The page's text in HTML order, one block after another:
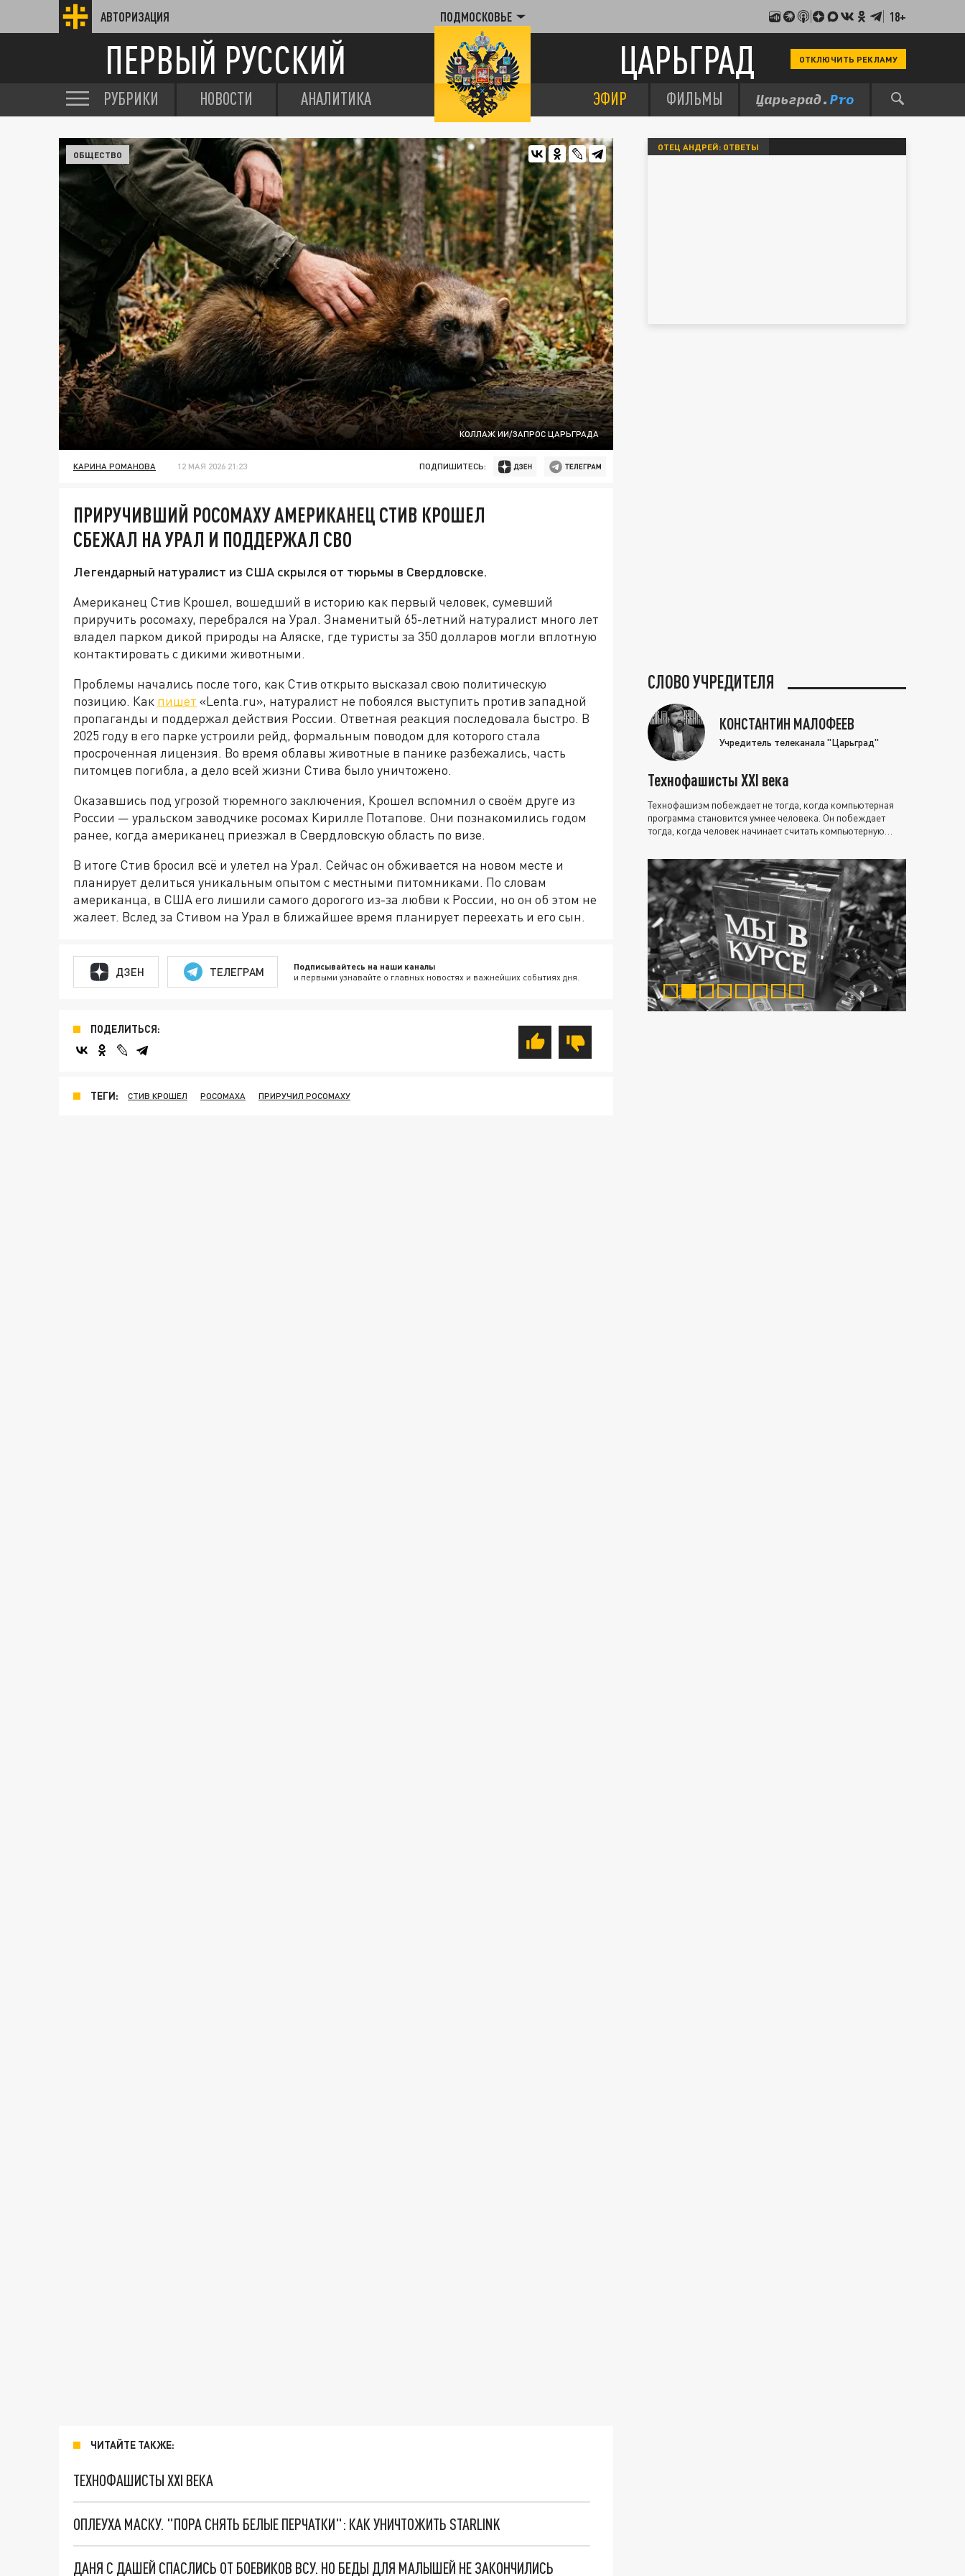
АВТОРИЗАЦИЯ ПОДМОСКОВЬЕ 18+
ПЕРВЫЙ РУССКИЙ ЦАРЬГРАД ОТКЛЮЧИТЬ РЕКЛАМУ
РУБРИКИ НОВОСТИ АНАЛИТИКА ЭФИР ФИЛЬМЫ
КОЛЛАЖ ИИ/ЗАПРОС ЦАРЬГРАДА
ОБЩЕСТВО
КАРИНА РОМАНОВА 12 МАЯ 2026 21:23 ПОДПИШИТЕСЬ:
ПРИРУЧИВШИЙ РОСОМАХУ АМЕРИКАНЕЦ СТИВ КРОШЕЛ
СБЕЖАЛ НА УРАЛ И ПОДДЕРЖАЛ СВО
Легендарный натуралист из США скрылся от тюрьмы в Свердловске.
Американец Стив Крошел, вошедший в историю как первый человек, сумевший
приручить росомаху, перебрался на Урал. Знаменитый 65-летний натуралист много лет
владел парком дикой природы на Аляске, где туристы за 350 долларов могли вплотную
контактировать с дикими животными.
Проблемы начались после того, как Стив открыто высказал свою политическую
позицию. Как пишет «Lenta.ru», натуралист не побоялся выступить против западной
пропаганды и поддержал действия России. Ответная реакция последовала быстро. В
2025 году в его парке устроили рейд, формальным поводом для которого стала
просроченная лицензия. Во время облавы животные в панике разбежались, часть
питомцев погибла, а дело всей жизни Стива было уничтожено.
Оказавшись под угрозой тюремного заключения, Крошел вспомнил о своём друге из
России — уральском заводчике росомах Кирилле Потапове. Они познакомились годом
ранее, когда американец приезжал в Свердловскую область по визе.
В итоге Стив бросил всё и улетел на Урал. Сейчас он обживается на новом месте и
планирует делиться уникальным опытом с местными питомниками. По словам
американца, в США его лишили самого дорогого из-за любви к России, но он об этом не
жалеет. Вслед за Стивом на Урал в ближайшее время планирует переехать и его сын.
ДЗЕН ТЕЛЕГРАМ Подписывайтесь на наши каналы
и первыми узнавайте о главных новостях и важнейших событиях дня.
ПОДЕЛИТЬСЯ:
ТЕГИ: СТИВ КРОШЕЛ РОСОМАХА ПРИРУЧИЛ РОСОМАХУ
ЧИТАЙТЕ ТАКЖЕ:
ТЕХНОФАШИСТЫ XXI ВЕКА
ОПЛЕУХА МАСКУ. "ПОРА СНЯТЬ БЕЛЫЕ ПЕРЧАТКИ": КАК УНИЧТОЖИТЬ STARLINK
ДАНЯ С ДАШЕЙ СПАСЛИСЬ ОТ БОЕВИКОВ ВСУ. НО БЕДЫ ДЛЯ МАЛЫШЕЙ НЕ ЗАКОНЧИЛИСЬ
ОТЕЦ АНДРЕЙ: ОТВЕТЫ
СЛОВО УЧРЕДИТЕЛЯ
КОНСТАНТИН МАЛОФЕЕВ
Учредитель телеканала "Царьград"
Технофашисты XXI века
Технофашизм побеждает не тогда, когда компьютерная
программа становится умнее человека. Он побеждает
тогда, когда человек начинает считать компьютерную